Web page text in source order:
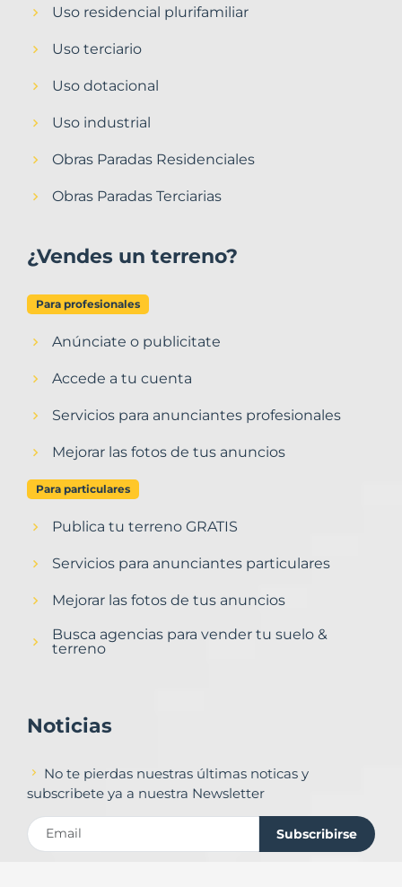
Uso residencial plurifamiliar
Uso terciario
Uso dotacional
Uso industrial
Obras Paradas Residenciales
Obras Paradas Terciarias
¿Vendes un terreno?
Para profesionales
Anúnciate o publicitate
Accede a tu cuenta
Servicios para anunciantes profesionales
Mejorar las fotos de tus anuncios
Para particulares
Publica tu terreno GRATIS
Servicios para anunciantes particulares
Mejorar las fotos de tus anuncios
Busca agencias para vender tu suelo &
terreno
Noticias
No te pierdas nuestras últimas noticas y
subscribete ya a nuestra Newsletter
Subscribirse